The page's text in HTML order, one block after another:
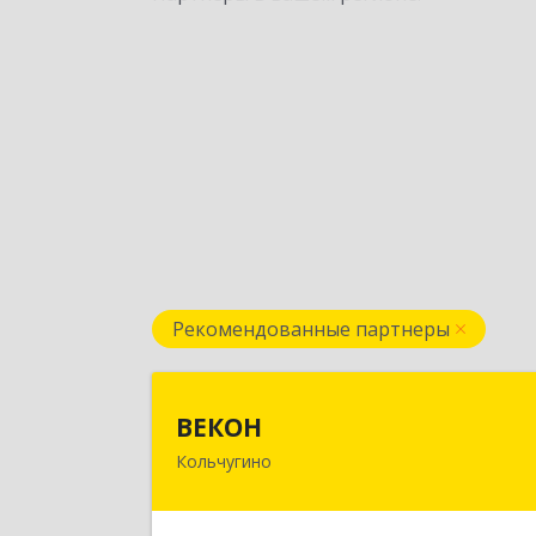
Рекомендованные партнеры
ВЕКОН
Кольчугино